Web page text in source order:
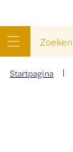
menu
zoek
je?
Startpagina